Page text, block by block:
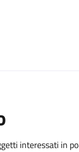
interessati in